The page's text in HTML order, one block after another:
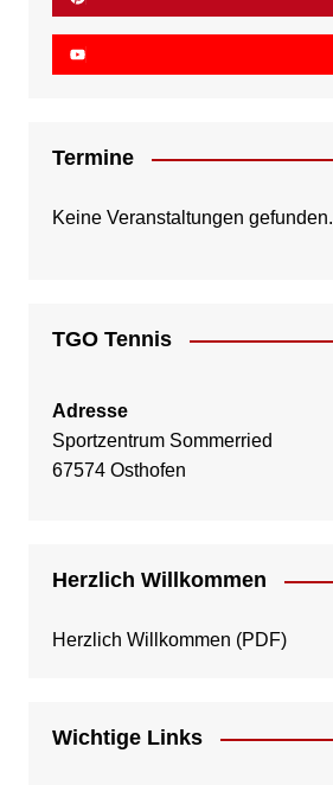
Termine
Keine Veranstaltungen gefunden.
TGO Tennis
Adresse
Sportzentrum Sommerried
67574 Osthofen
Herzlich Willkommen
Herzlich Willkommen (PDF)
Wichtige Links